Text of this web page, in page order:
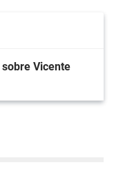
Vicente